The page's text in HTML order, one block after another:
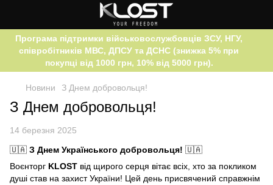
Програма підтримки військовослужбовців ЗСУ, НГУ,
співробітників МВС, ДПСУ та ДСНС (знижка 5% при
покупці від 1000 грн, 10% від 5000 грн).
Новини З Днем добровольця!
З Днем добровольця!
14 березня 2025
🇺🇦 З Днем Українського добровольця! 🇺🇦
Воєнторг KLOST від щирого серця вітає всіх, хто за покликом
душі став на захист України! Цей день присвячений справжнім